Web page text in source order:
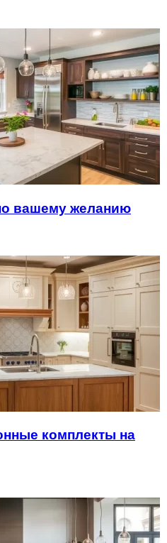
вашему желанию
комплекты на